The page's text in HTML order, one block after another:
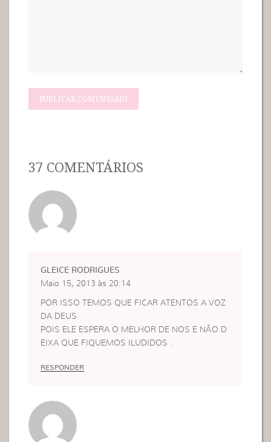
37 COMENTÁRIOS
GLEICE RODRIGUES
Maio 15, 2013 às 20:14
POR ISSO TEMOS QUE FICAR ATENTOS A VOZ
DA DEUS
POIS ELE ESPERA O MELHOR DE NOS E NÃO D
EIXA QUE FIQUEMOS ILUDIDOS .
RESPONDER